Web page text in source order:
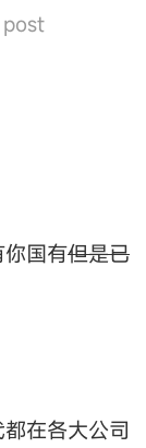
国有但是已
在各大公司